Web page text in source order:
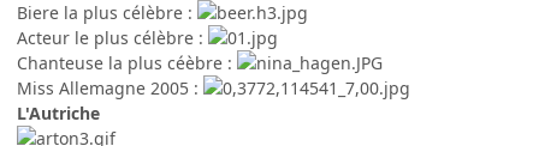
Biere la plus célèbre :
Acteur le plus célèbre :
Chanteuse la plus céèbre :
Miss Allemagne 2005 :
L'Autriche